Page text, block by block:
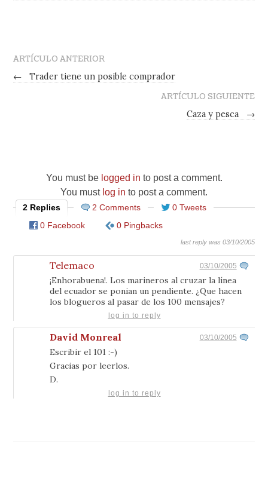
ARTÍCULO ANTERIOR
←
Trader tiene un posible comprador
ARTÍCULO SIGUIENTE
Caza y pesca
→
You must be logged in to post a comment.
You must log in to post a comment.
2 Replies 2 Comments
0 Tweets
0 Facebook
0 Pingbacks
last reply was 03/10/2005
Telemaco 03/10/2005
¡Enhorabuena!. Los marineros al cruzar la línea
del ecuador se ponian un pendiente. ¿Que hacen
los blogueros al pasar de los 100 mensajes?
log in to reply
David Monreal 03/10/2005
Escribir el 101 :-)
Gracias por leerlos.
D.
log in to reply